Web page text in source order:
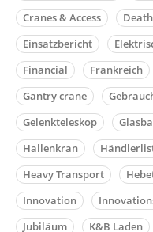
Cranes & Access
Einsatzbericht
Financial
Frankreich
Gantry crane
Gelenkteleskop
Hallenkran
Heavy Transport
Innovation
Jubiläum
K&B Laden